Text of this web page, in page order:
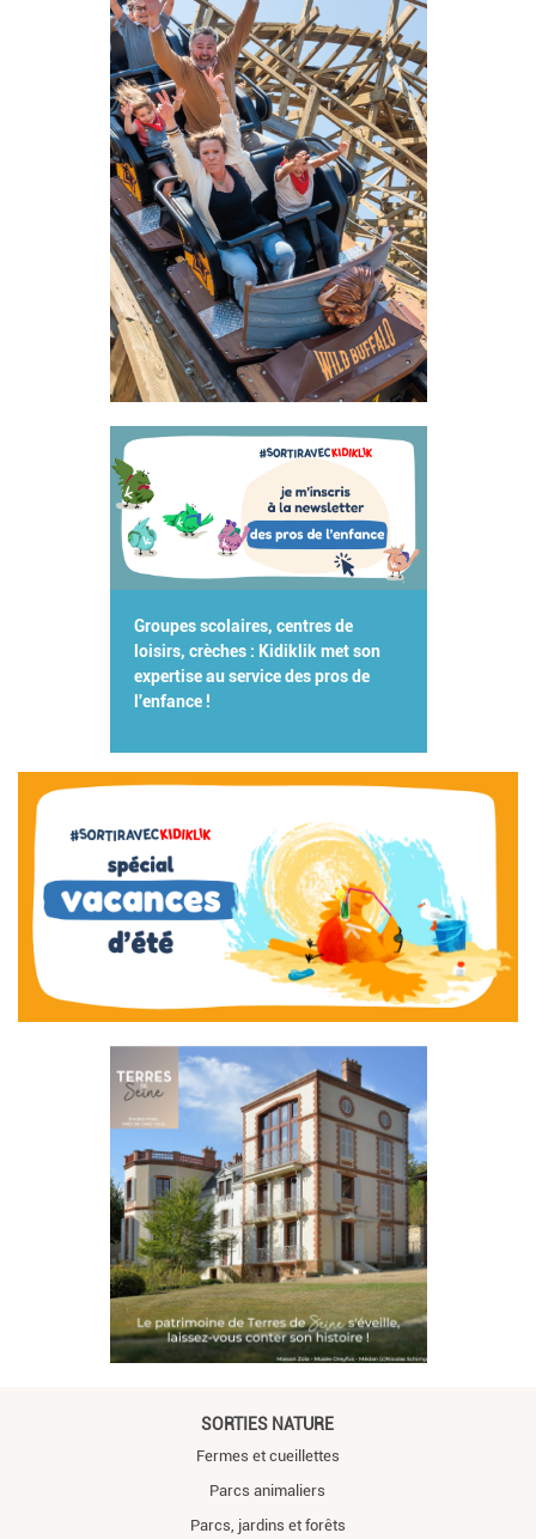
Groupes scolaires, centres de
loisirs, crèches : Kidiklik met son
expertise au service des pros de
l'enfance !
SORTIES NATURE
Fermes et cueillettes
Parcs animaliers
Parcs, jardins et forêts